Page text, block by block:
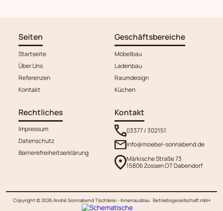
Seiten
Startseite
Über Uns
Referenzen
Kontakt
Geschäftsbereiche
Möbelbau
Ladenbau
Raumdesign
Küchen
Rechtliches
Impressum
Datenschutz
Barrierefreiheitserklärung
Kontakt
03377 / 302151
info@moebel-sonnabend.de
Märkische Straße 73
15806 Zossen OT Dabendorf
Copyright ©2026André Sonnabend Tischlerei - Innenausbau Betriebsgesellschaft mbH